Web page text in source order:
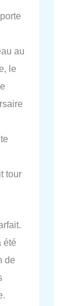
au
le
tour
été
de